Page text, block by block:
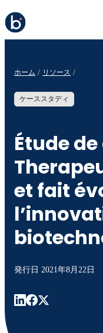
ホーム リソース
ケーススタディ
Étude
et fait
発行日 2021年8月22日